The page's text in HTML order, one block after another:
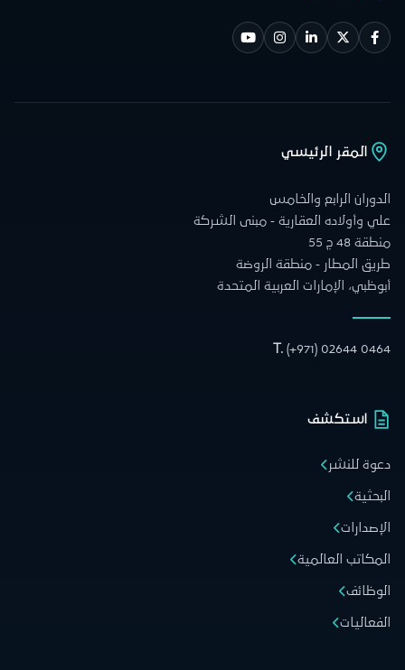
المقر الرئيسي
الدوران الرابع والخامس
علي وأولاده العقارية - مبنى الشركة
منطقة 48 ج 55
طريق المطار - منطقة الروضة
أبوظبي، الإمارات العربية المتحدة
T. (+971) 02644 0464
استكشف
دعوة للنشر
البحثية
الإصدارات
المكاتب العالمية
الوظائف
الفعاليات